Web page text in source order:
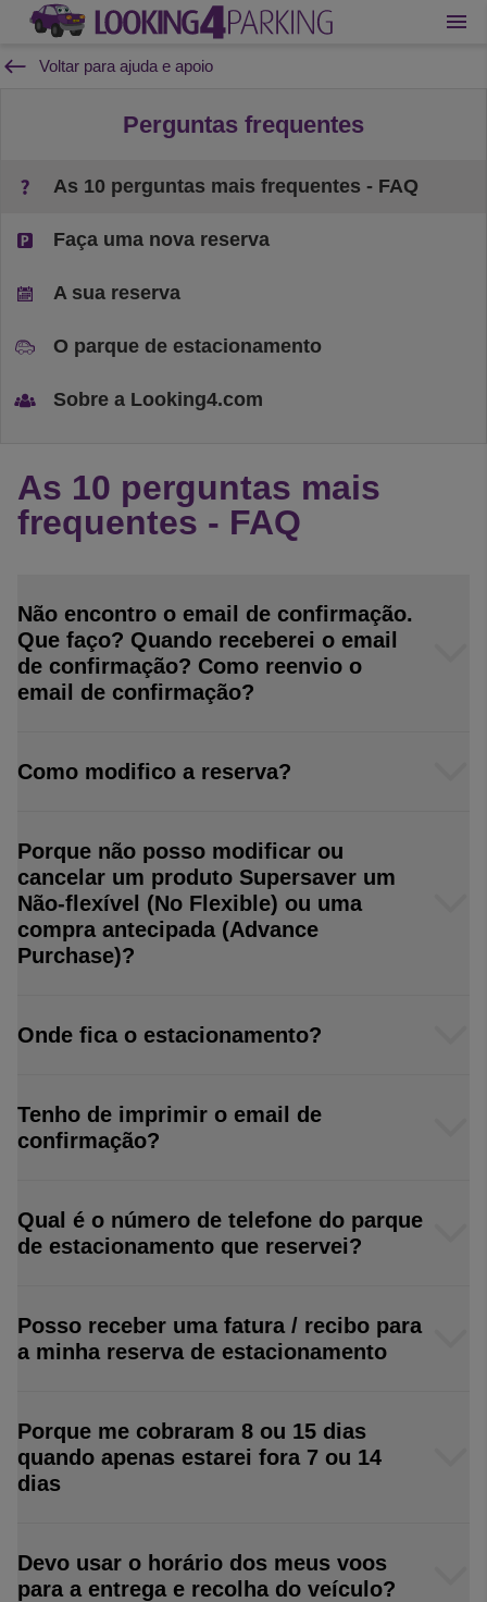
Voltar para ajuda e apoio
Perguntas frequentes
As 10 perguntas mais frequentes - FAQ
Faça uma nova reserva
A sua reserva
O parque de estacionamento
Sobre a Looking4.com
As 10 perguntas mais
frequentes - FAQ
Não encontro o email de confirmação.
Que faço? Quando receberei o email
de confirmação? Como reenvio o
email de confirmação?
Como modifico a reserva?
Porque não posso modificar ou
cancelar um produto Supersaver um
Não-flexível (No Flexible) ou uma
compra antecipada (Advance
Purchase)?
Onde fica o estacionamento?
Tenho de imprimir o email de
confirmação?
Qual é o número de telefone do parque
de estacionamento que reservei?
Posso receber uma fatura / recibo para
a minha reserva de estacionamento
Porque me cobraram 8 ou 15 dias
quando apenas estarei fora 7 ou 14
dias
Devo usar o horário dos meus voos
para a entrega e recolha do veículo?